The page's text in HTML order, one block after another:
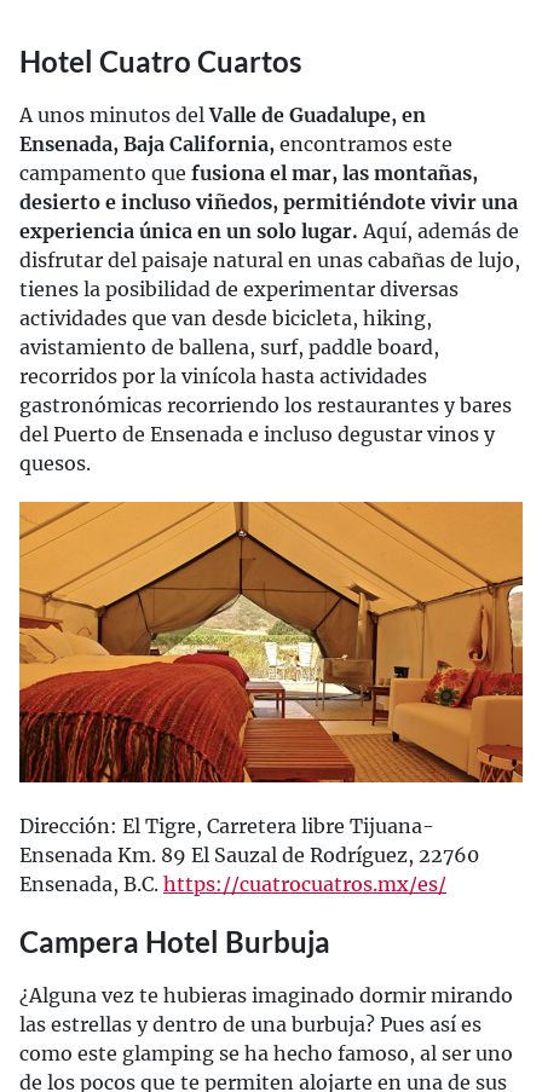
Hotel Cuatro Cuartos
A unos minutos del Valle de Guadalupe, en
Ensenada, Baja California, encontramos este
campamento que fusiona el mar, las montañas,
desierto e incluso viñedos, permitiéndote vivir una
experiencia única en un solo lugar. Aquí, además de
disfrutar del paisaje natural en unas cabañas de lujo,
tienes la posibilidad de experimentar diversas
actividades que van desde bicicleta, hiking,
avistamiento de ballena, surf, paddle board,
recorridos por la vinícola hasta actividades
gastronómicas recorriendo los restaurantes y bares
del Puerto de Ensenada e incluso degustar vinos y
quesos.
Dirección: El Tigre, Carretera libre Tijuana-
Ensenada Km. 89 El Sauzal de Rodríguez, 22760
Ensenada, B.C. https://cuatrocuatros.mx/es/
Campera Hotel Burbuja
¿Alguna vez te hubieras imaginado dormir mirando
las estrellas y dentro de una burbuja? Pues así es
como este glamping se ha hecho famoso, al ser uno
de los pocos que te permiten alojarte en una de sus